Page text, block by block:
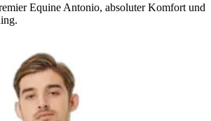
Equine Antonio, absoluter Komfort und